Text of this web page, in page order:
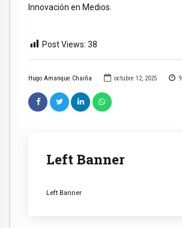
Hugo Amanque Chaiña octubre 12, 2025 9
Left Banner
Left Banner
Innovación en Medios.
Post Views: 38